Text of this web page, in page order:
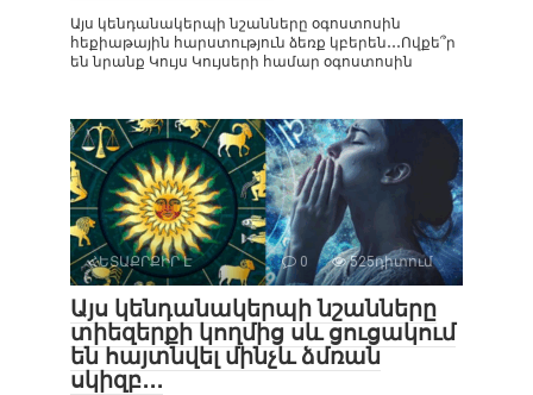
Այս կենդանակերպի նշանները օգոստոսին
հեքիաթային հարստություն ձեռք կբերեն․․․Ովքե՞ր
են նրանք Կույս Կույսերի համար օգոստոսին
ՀԵՏԱՔՐՔԻՐ Է 0 525դիտում
Այս կենդանակերպի նշանները
տիեզերքի կողմից սև ցուցակում
են հայտնվել մինչև ձմռան
սկիզբ․․․